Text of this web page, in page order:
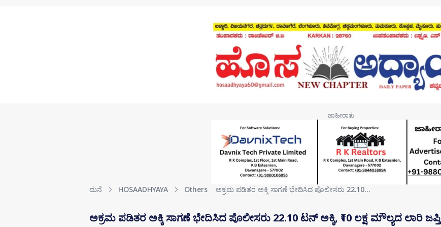
ಮನೆ HOSAADHYAYA Others ಅಕ್ರಮ ಪಡಿತರ ಅಕ್ಕಿ ಸಾಗಣೆ ಭೇದಿಸಿದ ಪೊಲೀಸರು 22.10…
ಅಕ್ರಮ ಪಡಿತರ ಅಕ್ಕಿ ಸಾಗಣೆ ಭೇದಿಸಿದ ಪೊಲೀಸರು 22.10 ಟನ್ ಅಕ್ಕಿ, ₹10 ಲಕ್ಷ ಮೌಲ್ಯದ ಲಾರಿ ಜಪ್ತಿ